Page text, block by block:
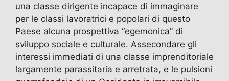
una classe dirigente incapace di immaginare
per le classi lavoratrici e popolari di questo
Paese alcuna prospettiva “egemonica” di
sviluppo sociale e culturale. Assecondare gli
interessi immediati di una classe imprenditoriale
largamente parassitaria e arretrata, e le pulsioni